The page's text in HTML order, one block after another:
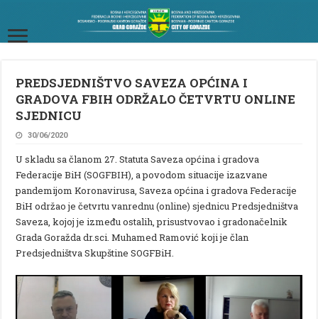
PREDSJEDNIŠTVO SAVEZA OPĆINA I
GRADOVA FBIH ODRŽALO ČETVRTU ONLINE
SJEDNICU
30/06/2020
U skladu sa članom 27. Statuta Saveza općina i gradova
Federacije BiH (SOGFBIH), a povodom situacije izazvane
pandemijom Koronavirusa, Saveza općina i gradova Federacije
BiH održao je četvrtu vanrednu (online) sjednicu Predsjedništva
Saveza, kojoj je između ostalih, prisustvovao i gradonačelnik
Grada Goražda dr.sci. Muhamed Ramović koji je član
Predsjedništva Skupštine SOGFBiH.